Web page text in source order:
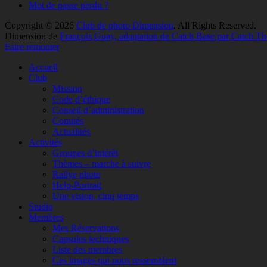
Mot de passe perdu ?
Copyright © 2026 Club de photo Dimension. All Rights Reserved.
Dimension de François Guay, adaptation de Catch Base par Catch
Faire remonter
Accueil
Club
Mission
Code d’éthique
Conseil d’administration
Comités
Actualités
Activités
Groupes d’intérêt
Thèmes – marche à suivre
Rallye photo
Help-Portrait
Une vision, cinq temps
Studio
Membres
Mes Réservations
Capsules techniques
Liste des membres
Ces images qui nous ressemblent